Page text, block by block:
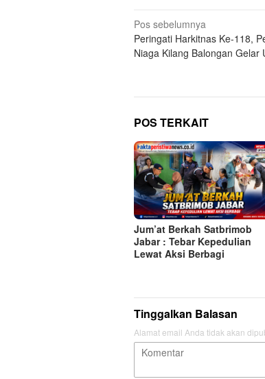
Navigasi
pos
Pos sebelumnya
Peringati Harkitnas Ke-118,
Niaga Kilang Balongan Gelar
POS TERKAIT
Jum’at Berkah Satbrimob
Jabar : Tebar Kepedulian
Lewat Aksi Berbagi
Tinggalkan Balasan
Alamat email Anda tidak akan